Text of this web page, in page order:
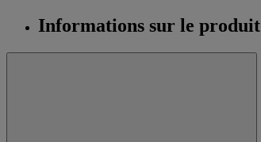
Informations sur le produit